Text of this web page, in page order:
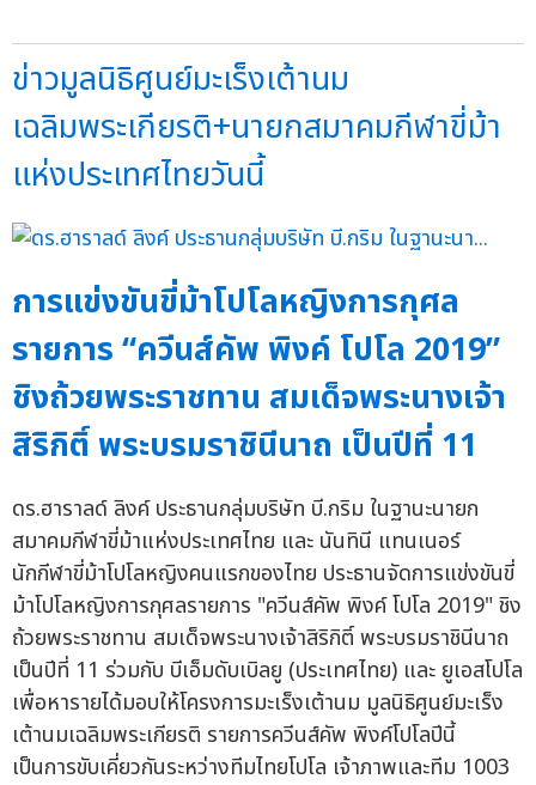
ข่าวมูลนิธิศูนย์มะเร็งเต้านม
เฉลิมพระเกียรติ+นายกสมาคมกีฬาขี่ม้า
แห่งประเทศไทยวันนี้
การแข่งขันขี่ม้าโปโลหญิงการกุศล
รายการ “ควีนส์คัพ พิงค์ โปโล 2019”
ชิงถ้วยพระราชทาน สมเด็จพระนางเจ้า
สิริกิติ์ พระบรมราชินีนาถ เป็นปีที่ 11
ดร.ฮาราลด์ ลิงค์ ประธานกลุ่มบริษัท บี.กริม ในฐานะนายก
สมาคมกีฬาขี่ม้าแห่งประเทศไทย และ นันทินี แทนเนอร์
นักกีฬาขี่ม้าโปโลหญิงคนแรกของไทย ประธานจัดการแข่งขันขี่
ม้าโปโลหญิงการกุศลรายการ "ควีนส์คัพ พิงค์ โปโล 2019" ชิง
ถ้วยพระราชทาน สมเด็จพระนางเจ้าสิริกิติ์ พระบรมราชินีนาถ
เป็นปีที่ 11 ร่วมกับ บีเอ็มดับเบิลยู (ประเทศไทย) และ ยูเอสโปโล
เพื่อหารายได้มอบให้โครงการมะเร็งเต้านม มูลนิธิศูนย์มะเร็ง
เต้านมเฉลิมพระเกียรติ รายการควีนส์คัพ พิงค์โปโลปีนี้
เป็นการขับเคี่ยวกันระหว่างทีมไทยโปโล เจ้าภาพและทีม 1003